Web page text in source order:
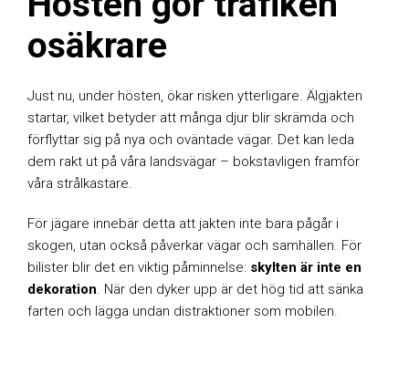
osäkrare
Just nu, under hösten, ökar risken ytterligare. Älgjakten
startar, vilket betyder att många djur blir skrämda och
förflyttar sig på nya och oväntade vägar. Det kan leda
dem rakt ut på våra landsvägar – bokstavligen framför
våra strålkastare.
För jägare innebär detta att jakten inte bara pågår i
skogen, utan också påverkar vägar och samhällen. För
bilister blir det en viktig påminnelse: skylten är inte en
dekoration. När den dyker upp är det hög tid att sänka
farten och lägga undan distraktioner som mobilen.